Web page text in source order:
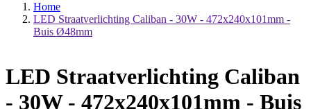
Home
LED Straatverlichting Caliban - 30W - 472x240x101mm -
Buis Ø48mm
LED Straatverlichting Caliban
- 30W - 472x240x101mm - Buis